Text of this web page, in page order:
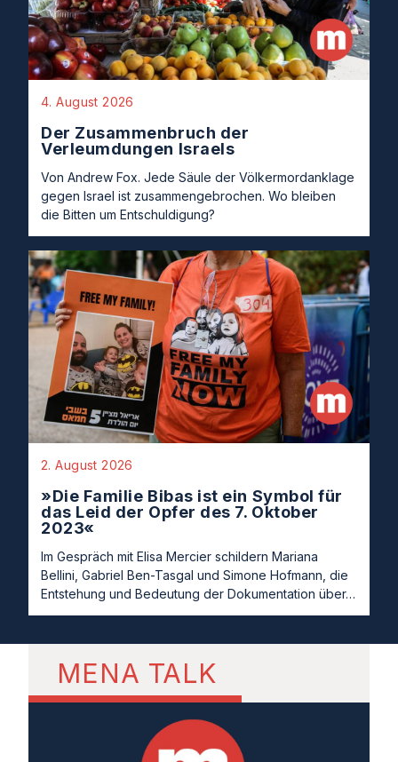
4. August 2026
Der Zusammenbruch der
Verleumdungen Israels
Von Andrew Fox. Jede Säule der Völkermordanklage
gegen Israel ist zusammengebrochen. Wo bleiben
die Bitten um Entschuldigung?
2. August 2026
»Die Familie Bibas ist ein Symbol für
das Leid der Opfer des 7. Oktober
2023«
Im Gespräch mit Elisa Mercier schildern Mariana
Bellini, Gabriel Ben-Tasgal und Simone Hofmann, die
Entstehung und Bedeutung der Dokumentation über…
MENA TALK